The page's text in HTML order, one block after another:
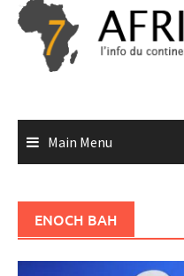
Skip
content
Main Menu
ENOCH BAH